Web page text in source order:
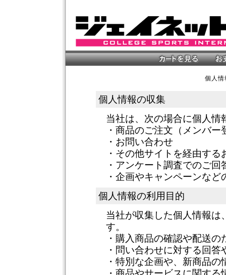
個人情
個人情報の収集
当社は、次の場合に個人情
・商品のご注文（メンバ
・お問い合わせ
・その他サイトを経由す
・アンケート調査でのご回
・企画やキャンペーンなど
個人情報の利用目的
当社が収集した個人情報は
す。
・購入商品の確認や配送の
・問い合わせに対する回
・特別な企画や、新商品